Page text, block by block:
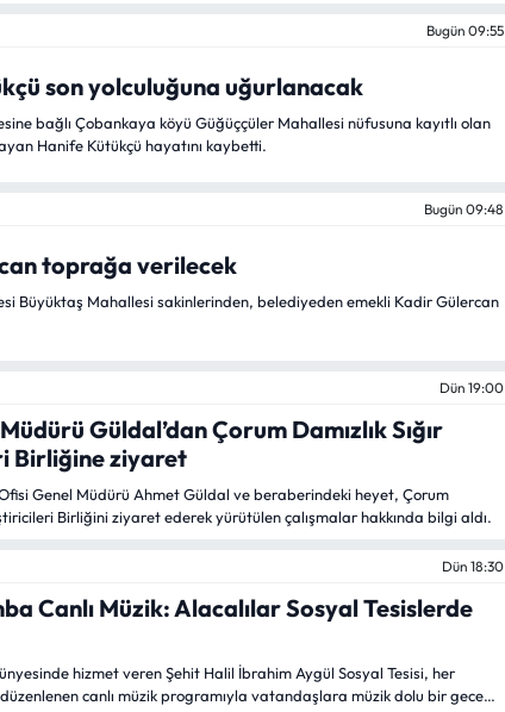
Bugün 09:55
son yolculuğuna uğurlanacak
bağlı Çobankaya köyü Güğüççüler Mahallesi nüfusuna kayıtlı olan
Hanife Kütükçü hayatını kaybetti.
Bugün 09:48
toprağa verilecek
Büyüktaş Mahallesi sakinlerinden, belediyeden emekli Kadir Gülercan
Dün 19:00
Güldal’dan Çorum Damızlık Sığır
Birliğine ziyaret
Genel Müdürü Ahmet Güldal ve beraberindeki heyet, Çorum
Birliğini ziyaret ederek yürütülen çalışmalar hakkında bilgi aldı.
Dün 18:30
Canlı Müzik: Alacalılar Sosyal Tesislerde
hizmet veren Şehit Halil İbrahim Aygül Sosyal Tesisi, her
canlı müzik programıyla vatandaşlara müzik dolu bir gece